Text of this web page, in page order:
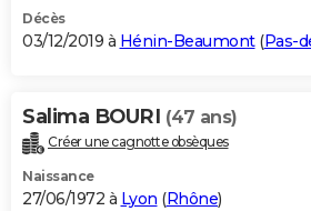
Décès
03/12/2019 à Hénin-Beaumont(Pas-
Salima BOURI (47 ans)
Créer une cagnotte obsèques
Naissance
27/06/1972 à Lyon (Rhône)